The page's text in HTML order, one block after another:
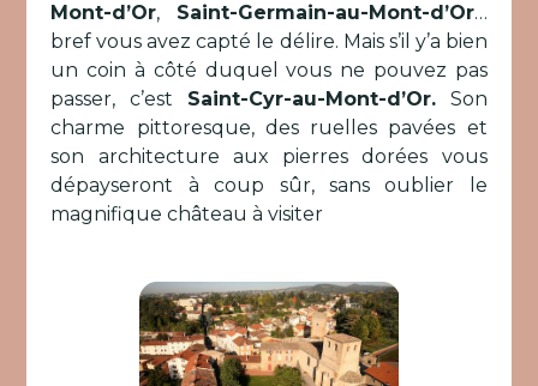
Mont-d’Or, Saint-Germain-au-Mont-d’Or…
bref vous avez capté le délire. Mais s’il y’a bien
un coin à côté duquel vous ne pouvez pas
passer, c’est Saint-Cyr-au-Mont-d’Or.Son
charme pittoresque, des ruelles pavées et
son architecture aux pierres dorées vous
dépayseront à coup sûr, sans oublier le
magnifique château à visiter